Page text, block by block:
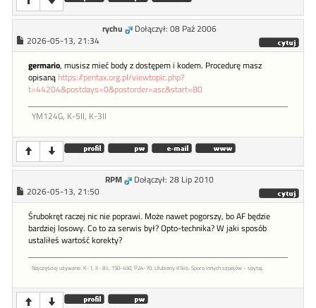
rychu
Dołączył: 08 Paź 2006
2026-05-13, 21:34
germario, musisz mieć body z dostępem i kodem. Procedurę masz
opisaną https://pentax.org.pl/viewtopic.php?
t=44204&postdays=0&postorder=asc&start=80
YM124G, K-5II, K-3II
RPM
Dołączył: 28 Lip 2010
2026-05-13, 21:50
Śrubokręt raczej nic nie poprawi. Może nawet pogorszy, bo AF będzie
bardziej losowy. Co to za serwis był? Opto-technika? W jaki sposób
ustaliłeś wartość korekty?
Najczęściej używane: K-1, K-3iii, 150-450, P24-70. Ulubiony K5iis. Sporo innych szpejów - spytaj.